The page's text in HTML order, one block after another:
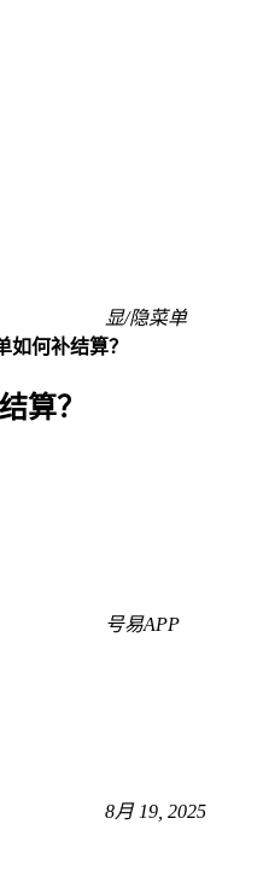
显/隐菜单
如何补结算？
算？
号易APP
8月 19, 2025